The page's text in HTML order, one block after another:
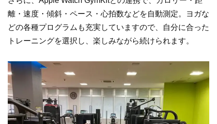
離・速度・傾斜・ペース・心拍数などを自動測定。ヨガな
どの各種プログラムも充実していますので、自分に合った
トレーニングを選択し、楽しみながら続けられます。